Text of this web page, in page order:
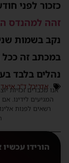
לפני
למהנדס העיר
בשמות שני
זה ככל
בלבד
אדריכל ד”ר איאד
אנו מכבדים זכויות
המגיעים לידינו. אם
רשאים לפנות אלינו
הורידו עכשיו